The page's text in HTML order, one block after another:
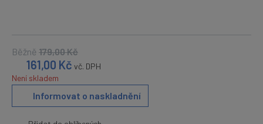
Běžně 179,00Kč
161,00 Kč vč. DPH
Není skladem
Informovat o naskladnění